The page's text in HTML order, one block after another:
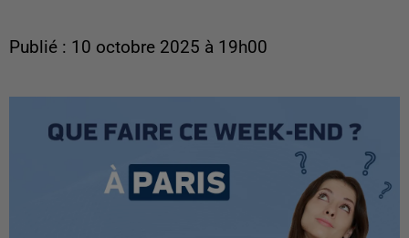
Publié : 10 octobre 2025 à 19h00